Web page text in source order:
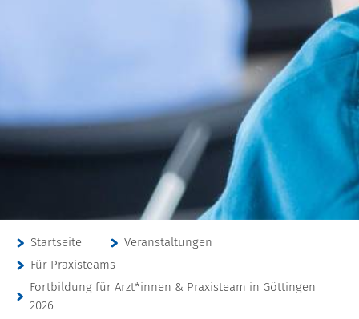
Startseite
Veranstaltungen
Für Praxisteams
Fortbildung für Ärzt*innen & Praxisteam in Göttingen
2026